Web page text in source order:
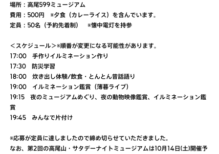
場所：高尾599ミュージアム
費用：500円 ※夕食（カレーライス）を含んでいます。
定員：50名（予約先着制） ※懐中電灯を持参
＜スケジュール＞※順番が変更になる可能性があります。
17:00 手作りイルミネーション作り
17:30 防災学習
18:00 炊き出し体験/飲食・とんとん昔話語り
19:00 イルミネーション鑑賞（薄暮ライブ）
19:15 夜のミュージアムめぐり、夜の動物映像鑑賞、イルミネーション鑑
賞
19:45 みんなで片付け
※応募が定員に達しましたので締め切らせていただきました。
なお、第2回の高尾山・サタデーナイトミュージアムは10月14日(土)開催予